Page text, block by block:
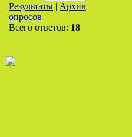
Результаты | Архив
опросов
Всего ответов: 18